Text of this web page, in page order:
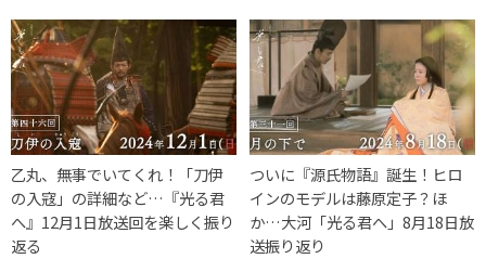
乙丸、無事でいてくれ！「刀伊
の入寇」の詳細など…『光る君
へ』12月1日放送回を楽しく振り
返る
ついに『源氏物語』誕生！ヒロ
インのモデルは藤原定子？ほ
か…大河「光る君へ」8月18日放
送振り返り